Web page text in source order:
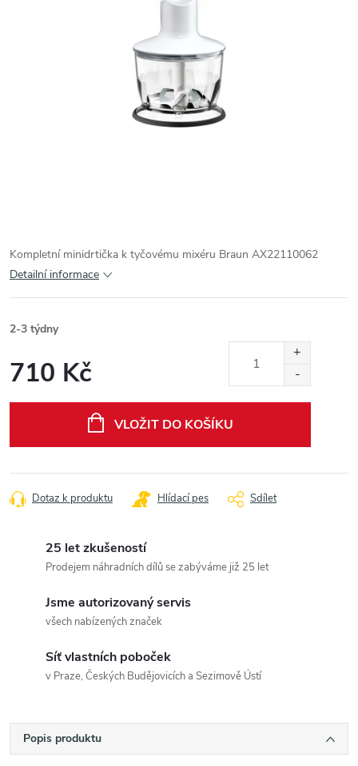
Kompletní minidrtička k tyčovému mixéru Braun AX22110062
Detailní informace
2-3 týdny
710 Kč
VLOŽIT DO KOŠÍKU
Dotaz k produktu Hlídací pes Sdílet
25 let zkušeností
Prodejem náhradních dílů se zabýváme již 25 let
Jsme autorizovaný servis
všech nabízených značek
Síť vlastních poboček
v Praze, Českých Budějovicích a Sezimově Ústí
Popis produktu